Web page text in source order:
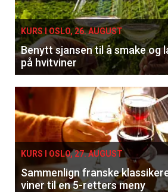
KURS I OSLO, 26. AUGUST
Benytt sjansen til å smake og
på hvitviner
KURS I OSLO, 27. AUGUST
Sammenlign franske
viner til en 5-retters meny